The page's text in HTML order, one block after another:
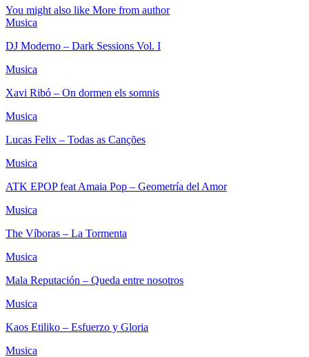
You might also like More from author
Musica
DJ Moderno – Dark Sessions Vol. I
Musica
Xavi Ribó – On dormen els somnis
Musica
Lucas Felix – Todas as Canções
Musica
ATK EPOP feat Amaia Pop – Geometría del Amor
Musica
The Víboras – La Tormenta
Musica
Mala Reputación – Queda entre nosotros
Musica
Kaos Etiliko – Esfuerzo y Gloria
Musica